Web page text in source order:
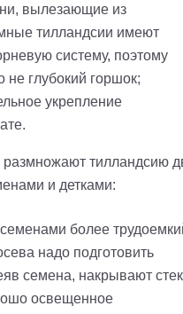
вылезающие из
тилландсии имеют
систему, поэтому
глубокий горшок;
укрепление
размножают тилландсию
и детками:
более
надо подготовить
семена, накрывают
освещенное